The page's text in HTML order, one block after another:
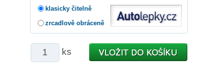
klasicky čitelně
zrcadlově obráceně
ks